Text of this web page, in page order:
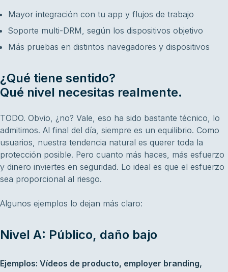
Mayor integración con tu app y flujos de trabajo
Soporte multi-DRM, según los dispositivos objetivo
Más pruebas en distintos navegadores y dispositivos
¿Qué tiene sentido?
Qué nivel necesitas realmente.
TODO. Obvio, ¿no? Vale, eso ha sido bastante técnico, lo
admitimos. Al final del día, siempre es un equilibrio. Como
usuarios, nuestra tendencia natural es querer toda la
protección posible. Pero cuanto más haces, más esfuerzo
y dinero inviertes en seguridad. Lo ideal es que el esfuerzo
sea proporcional al riesgo.
Algunos ejemplos lo dejan más claro:
Nivel A: Público, daño bajo
Ejemplos: Vídeos de producto, employer branding,